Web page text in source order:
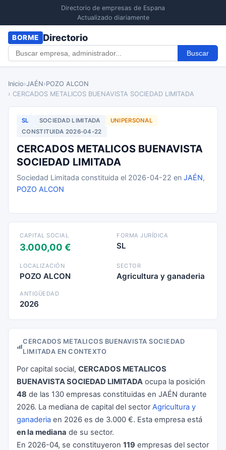
Directorio de empresas de Espana
Actualizado diariamente
BORME Directorio
Buscar
Inicio›JAÉN›POZO ALCON
› CERCADOS METALICOS BUENAVISTA SOCIEDAD LIMITADA
SL SOCIEDAD LIMITADA
UNIPERSONAL
CONSTITUIDA 2026-04-22
CERCADOS METALICOS BUENAVISTA
SOCIEDAD LIMITADA
Sociedad Limitada constituida el 2026-04-22 en JAÉN,
POZO ALCON
CAPITAL SOCIAL
3.000,00 €
FORMA JURÍDICA
SL
LOCALIZACIÓN
POZO ALCON
SECTOR
Agricultura y ganaderia
ANTIGÜEDAD
2026
CERCADOS METALICOS BUENAVISTA SOCIEDAD
LIMITADA EN CONTEXTO
Por capital social, CERCADOS METALICOS
BUENAVISTA SOCIEDAD LIMITADA ocupa la posición
48 de las 130 empresas constituidas en JAÉN durante
2026. La mediana de capital del sectorAgricultura y
ganaderia en 2026 es de 3.000 €. Esta empresa está
en la mediana de su sector.
En 2026-04, se constituyeron 119 empresas del sector